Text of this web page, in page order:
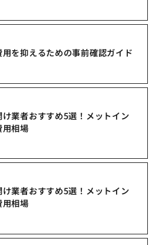
を抑えるための事前確認ガイド
業者おすすめ5選！メットイン
相場
業者おすすめ5選！メットイン
相場